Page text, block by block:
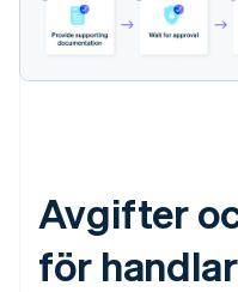
Avgifter
för